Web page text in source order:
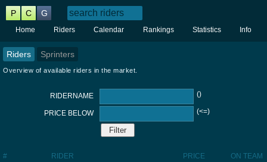
P C G
Home Riders Calendar Rankings Statistics Info
Riders Sprinters
Overview of available riders in the market.
RIDERNAME ()
PRICE BELOW (<=)
# RIDER PRICE ON TEAM